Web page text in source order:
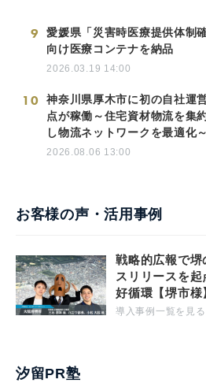
9
愛媛県「災害時医療提供体制
向け医療コンテナを納品
2026.03.19 14:00
10
神奈川県厚木市に初の自社運
点が稼働～住宅資材物流を集
し物流ネットワークを最適化～
2026.08.06 13:00
お客様の声・活用事例
戦略的広報で堺
スリリースを
好循環【堺市様
導入事例一覧を見る
汐留PR塾